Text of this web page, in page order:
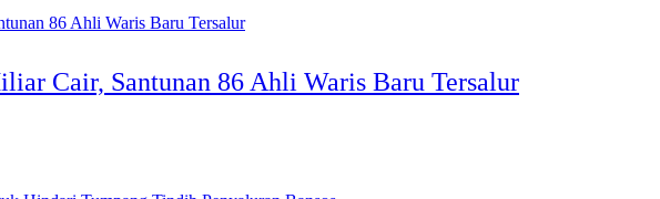
Cair, Santunan 86 Ahli Waris Baru Tersalur